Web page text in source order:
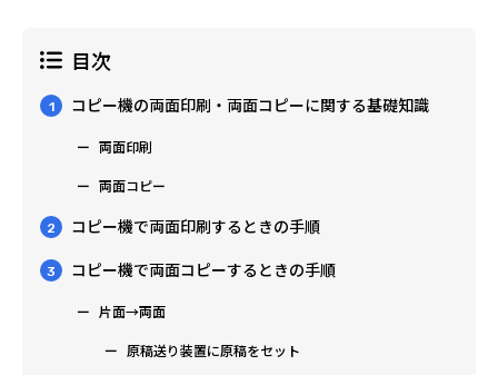
目次
1 コピー機の両面印刷・両面コピーに関する基礎知識
両面印刷
両面コピー
2 コピー機で両面印刷するときの手順
3 コピー機で両面コピーするときの手順
片面→両面
原稿送り装置に原稿をセット